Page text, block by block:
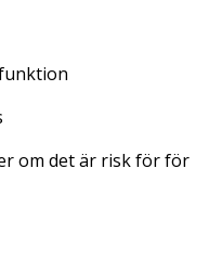
om det är risk för för